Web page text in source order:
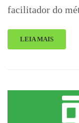
facilitador do
LEIA MAIS